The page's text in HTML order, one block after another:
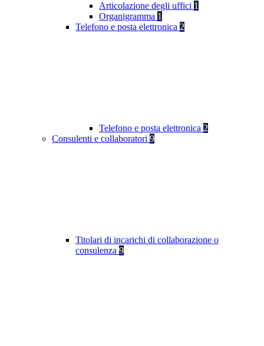
Articolazione degli uffici 1
Organigramma 1
Telefono e posta elettronica 2
Telefono e posta elettronica 2
Consulenti e collaboratori 9
Titolari di incarichi di collaborazione o
consulenza 9